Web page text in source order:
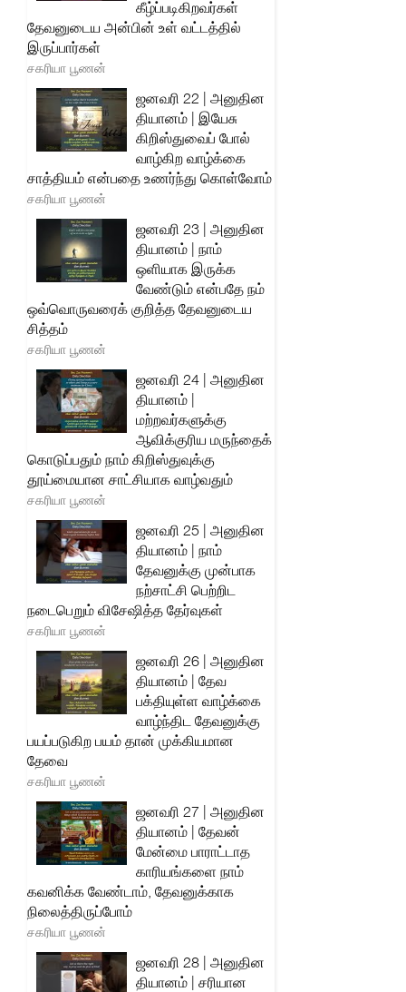
கீழ்ப்படிகிறவர்கள்
தேவனுடைய அன்பின் உள் வட்டத்தில்
இருப்பார்கள்
சகரியா பூணன்
ஜனவரி 22 | அனுதின
தியானம் | இயேசு
கிறிஸ்துவைப் போல்
வாழ்கிற வாழ்க்கை
சாத்தியம் என்பதை உணர்ந்து கொள்வோம்
சகரியா பூணன்
ஜனவரி 23 | அனுதின
தியானம் | நாம்
ஒளியாக இருக்க
வேண்டும் என்பதே நம்
ஒவ்வொருவரைக் குறித்த தேவனுடைய
சித்தம்
சகரியா பூணன்
ஜனவரி 24 | அனுதின
தியானம் |
மற்றவர்களுக்கு
ஆவிக்குரிய மருந்தைக்
கொடுப்பதும் நாம் கிறிஸ்துவுக்கு
தூய்மையான சாட்சியாக வாழ்வதும்
சகரியா பூணன்
ஜனவரி 25 | அனுதின
தியானம் | நாம்
தேவனுக்கு முன்பாக
நற்சாட்சி பெற்றிட
நடைபெறும் விசேஷித்த தேர்வுகள்
சகரியா பூணன்
ஜனவரி 26 | அனுதின
தியானம் | தேவ
பக்தியுள்ள வாழ்க்கை
வாழ்ந்திட தேவனுக்கு
பயப்படுகிற பயம் தான் முக்கியமான
தேவை
சகரியா பூணன்
ஜனவரி 27 | அனுதின
தியானம் | தேவன்
மேன்மை பாராட்டாத
காரியங்களை நாம்
கவனிக்க வேண்டாம், தேவனுக்காக
நிலைத்திருப்போம்
சகரியா பூணன்
ஜனவரி 28 | அனுதின
தியானம் | சரியான